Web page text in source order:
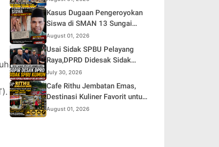
Purwanto di Kecamatan
Gunung Kerinci
Kasus Dugaan Pengeroyokan
Siswa di SMAN 13 Sungai
Tutung, Keluarga Pertanyakan
Tanggung Jawab Kepsek
August 01, 2026
Usai Sidak SPBU Pelayang
Raya,DPRD Didesak Sidak
SPBU Kumun Diduga Rawan
Penyalahgunaan Solar Subsidi
July 30, 2026
Cafe Rithu Jembatan Emas,
Destinasi Kuliner Favorit untuk
Nongkrong, Arisan, Rapat, dan
Karaoke di Desa Pelayang
August 01, 2026